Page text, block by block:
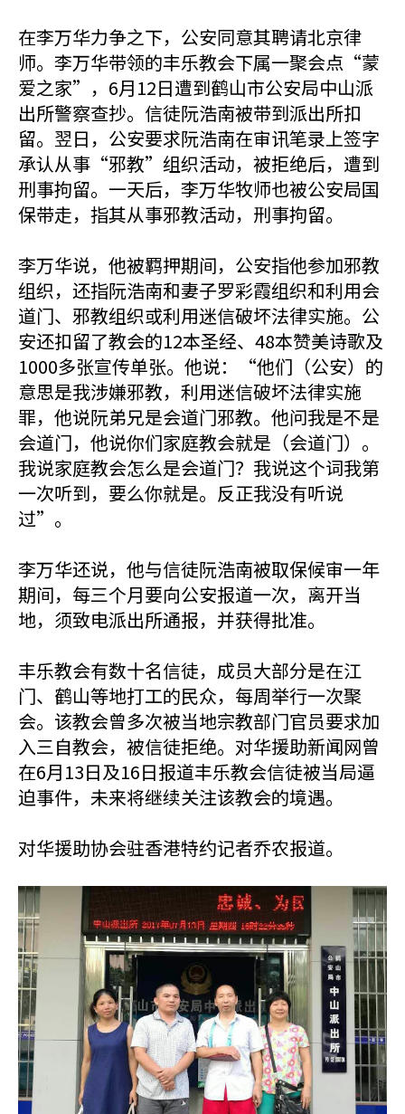
在李万华力争之下，公安同意其聘请北京律
师。李万华带领的丰乐教会下属一聚会点“蒙
爱之家”，6月12日遭到鹤山市公安局中山派
出所警察查抄。信徒阮浩南被带到派出所扣
留。翌日，公安要求阮浩南在审讯笔录上签字
承认从事“邪教”组织活动，被拒绝后，遭到
刑事拘留。一天后，李万华牧师也被公安局国
保带走，指其从事邪教活动，刑事拘留。
李万华说，他被羁押期间，公安指他参加邪教
组织，还指阮浩南和妻子罗彩霞组织和利用会
道门、邪教组织或利用迷信破坏法律实施。公
安还扣留了教会的12本圣经、48本赞美诗歌及
1000多张宣传单张。他说：“他们（公安）的
意思是我涉嫌邪教，利用迷信破坏法律实施
罪，他说阮弟兄是会道门邪教。他问我是不是
会道门，他说你们家庭教会就是（会道门）。
我说家庭教会怎么是会道门？我说这个词我第
一次听到，要么你就是。反正我没有听说
过”。
李万华还说，他与信徒阮浩南被取保候审一年
期间，每三个月要向公安报道一次，离开当
地，须致电派出所通报，并获得批准。
丰乐教会有数十名信徒，成员大部分是在江
门、鹤山等地打工的民众，每周举行一次聚
会。该教会曾多次被当地宗教部门官员要求加
入三自教会，被信徒拒绝。对华援助新闻网曾
在6月13日及16日报道丰乐教会信徒被当局逼
迫事件，未来将继续关注该教会的境遇。
对华援助协会驻香港特约记者乔农报道。